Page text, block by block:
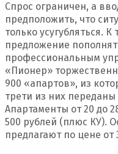
Спрос ограничен, а
предположить, что
только усугубляться.
предложение
профессиональным
«Пионер»
900 «апартов», из
трети из них
Апартаменты от 20 до
500 рублей (плюс КУ).
предлагают по цене от